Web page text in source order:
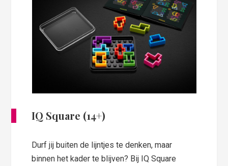
IQ Square (14+)
Durf jij buiten de lijntjes te denken, maar
binnen het kader te blijven? Bij IQ Square